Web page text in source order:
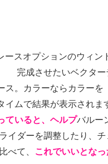
スオプションのウィン
完成させたいベクター
ース。カラーならカラ
イムで結果が表示されま
ていると、ヘルプバルー
ダーを調整したり、チ
て、 これでいいとなっ